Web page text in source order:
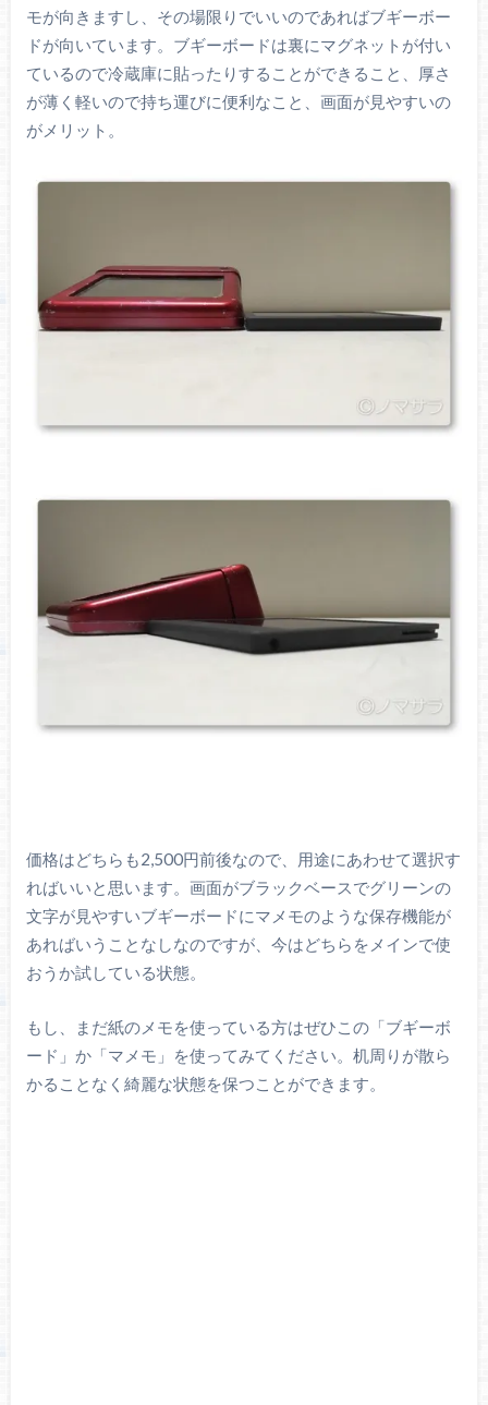
モが向きますし、その場限りでいいのであればブギーボー
ドが向いています。ブギーボードは裏にマグネットが付い
ているので冷蔵庫に貼ったりすることができること、厚さ
が薄く軽いので持ち運びに便利なこと、画面が見やすいの
がメリット。
価格はどちらも2,500円前後なので、用途にあわせて選択す
ればいいと思います。画面がブラックベースでグリーンの
文字が見やすいブギーボードにマメモのような保存機能が
あればいうことなしなのですが、今はどちらをメインで使
おうか試している状態。
もし、まだ紙のメモを使っている方はぜひこの「ブギーボ
ード」か「マメモ」を使ってみてください。机周りが散ら
かることなく綺麗な状態を保つことができます。